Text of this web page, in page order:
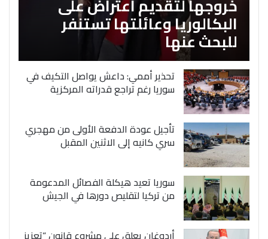
البكالوريا وعائلتها تستنفر
للبحث عنها
تحذير أممي: داعش يواصل التكيف في
سوريا رغم تراجع قدراته المركزية
تأجيل عودة الدفعة الأولى من مهجري
سري كانيه إلى الاثنين المقبل
سوريا تعيد هيكلة الفصائل المدعومة
من تركيا لتقليص دورها في الجيش
أردوغان يعلق على مشروع قانون “تعزيز